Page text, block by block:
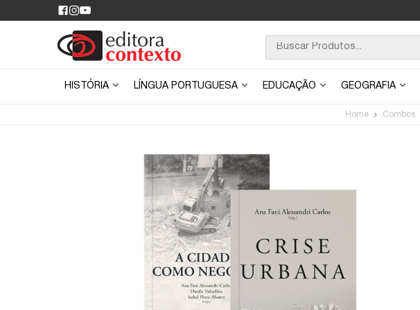
HISTÓRIA LÍNGUA PORTUGUESA EDUCAÇÃO GEOGRAFIA
Home Combos